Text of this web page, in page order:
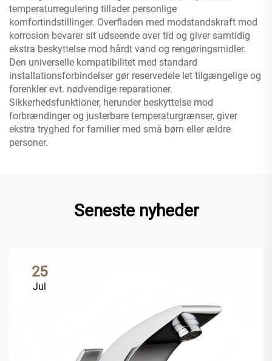
temperaturregulering tillader personlige
komfortindstillinger. Overfladen med modstandskraft mod
korrosion bevarer sit udseende over tid og giver samtidig
ekstra beskyttelse mod hårdt vand og rengøringsmidler.
Den universelle kompatibilitet med standard
installationsforbindelser gør reservedele let tilgængelige og
forenkler evt. nødvendige reparationer.
Sikkerhedsfunktioner, herunder beskyttelse mod
forbrændinger og justerbare temperaturgrænser, giver
ekstra tryghed for familier med små børn eller ældre
personer.
Seneste nyheder
25
Jul